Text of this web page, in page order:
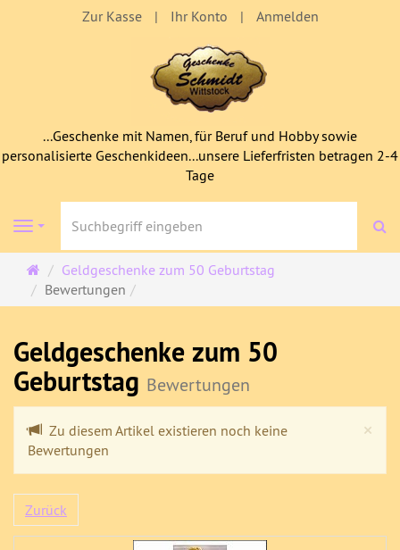
Zur Kasse Ihr Konto Anmelden
...Geschenke mit Namen, für Beruf und Hobby sowie
personalisierte Geschenkideen...unsere Lieferfristen betragen 2-4
Tage
Navigation
Startseite
Geldgeschenke zum 50 Geburtstag
Bewertungen
Geldgeschenke zum 50
Geburtstag Bewertungen
×
Zu diesem Artikel existieren noch keine
Bewertungen
Zurück